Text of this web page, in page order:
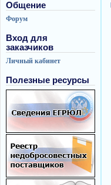
Общение
Форум
Вход для
заказчиков
Личный кабинет
Полезные ресурсы